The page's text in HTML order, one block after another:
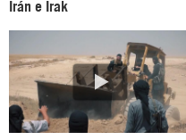
Irán e Irak